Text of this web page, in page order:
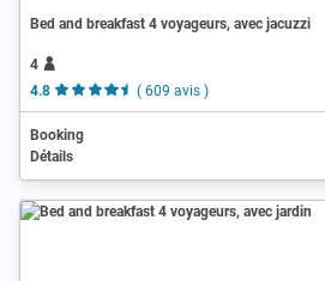
Bed and breakfast 4 voyageurs, avec jacuzzi
4
4.8
( 609 avis )
Booking
Détails